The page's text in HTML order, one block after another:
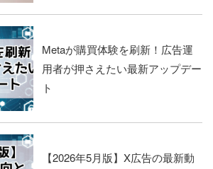
Metaが購買体験を刷新！広告運
用者が押さえたい最新アップデー
ト
【2026年5月版】X広告の最新動